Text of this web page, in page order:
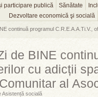
participare publică
Sănătate
Dezvoltare economică şi socială
continuă programul C.R.E.A.A.Ti.V.,
de BINE
cu adicții
al
Asistență socială